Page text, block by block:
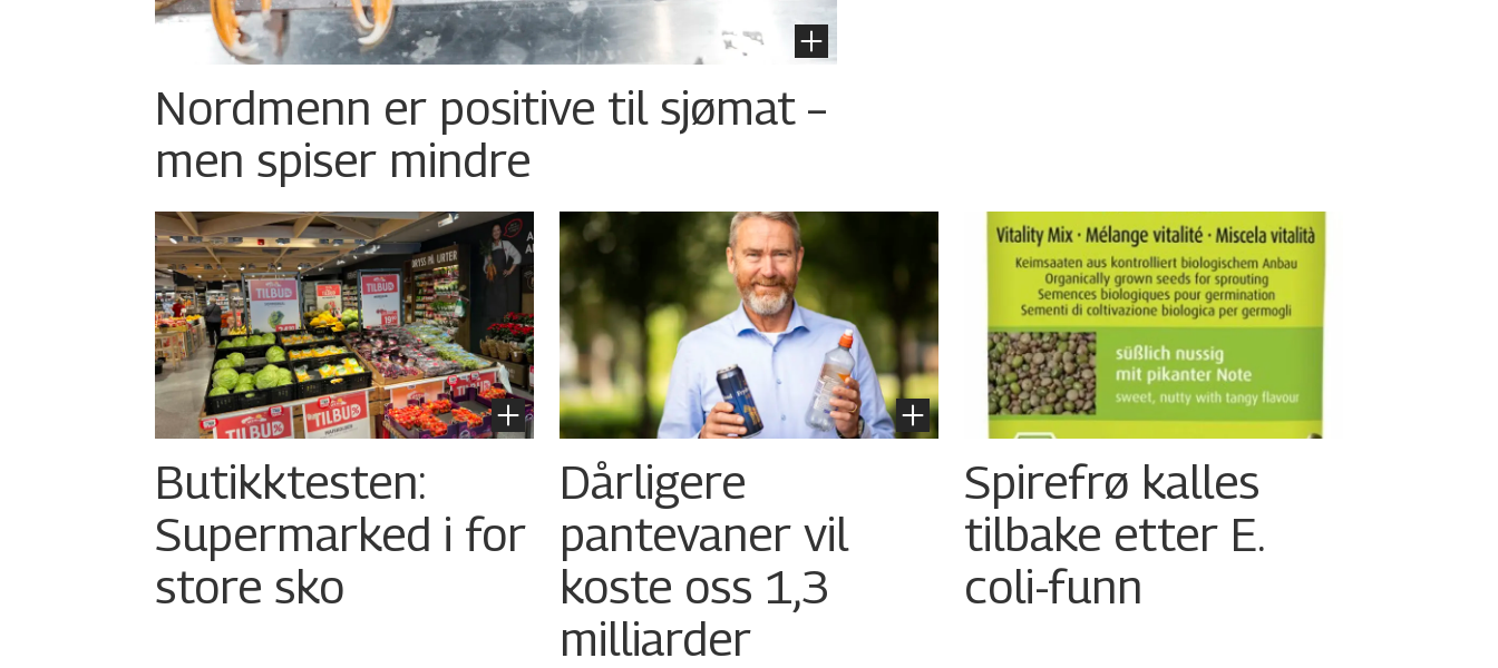
Nordmenn er positive til sjømat –
men spiser mindre
Butikktesten:
Supermarked i for
store sko
Dårligere
pantevaner vil
koste oss 1,3
milliarder
Spirefrø kalles
tilbake etter E.
coli-funn